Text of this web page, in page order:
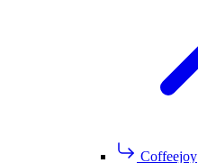
Coffeejoy